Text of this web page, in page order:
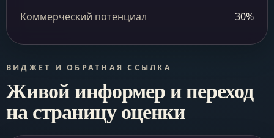
Коммерческий потенциал 30%
ВИДЖЕТ И ОБРАТНАЯ ССЫЛКА
Живой информер и переход
на страницу оценки